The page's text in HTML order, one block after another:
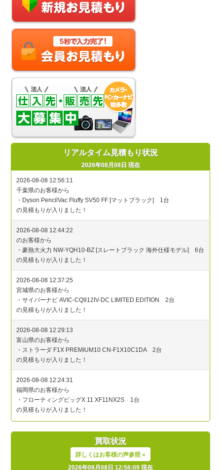
リアルタイム見積もり状況
2026年08月08日 現在
買取状況
詳しくはお客様の声参照 »
2026年08月08日 12:56:09 現在